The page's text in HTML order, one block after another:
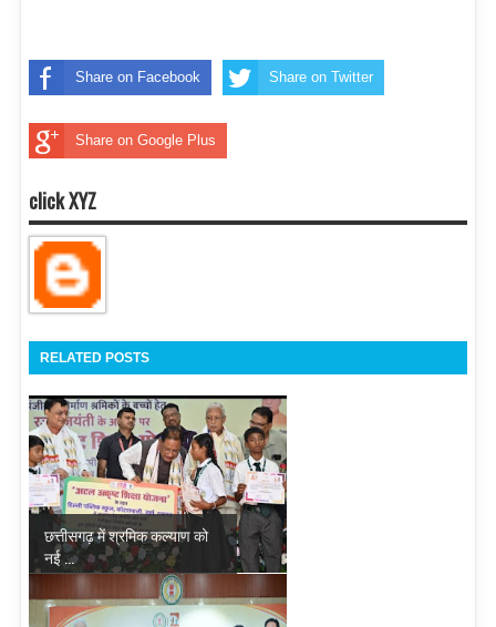
Share on Facebook Share on Twitter
Share on Google Plus
click XYZ
RELATED POSTS
छत्तीसगढ़ में श्रमिक कल्याण को
नई ...